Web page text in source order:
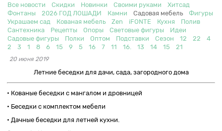
Все новости Скидки Новинки Своими руками
Хитсад
Фонтаны
2026 ГОД ЛОШАДИ Камни Садовая мебель
Фигуры
Украшаем сад
Кованая мебель Zen iFONTE Кухня
Полив
Сантехника
Рецепты Опоры Световые фигуры
Идеи
Садовые фигуры
Полки Оптом Подставки Сезон 12 22
4
2
3 1 8 6 15 9 5 16 7 11 16. 13 14 15 21
20 июня 2019
Летние беседки для дачи, сада, загородного дома
• Кованые беседки с мангалом и дровницей
• Беседки с комплектом мебели
• Дачные беседки для летней кухни.